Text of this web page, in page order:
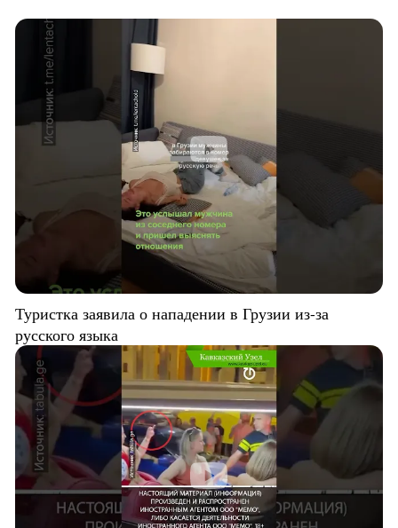
Туристка заявила о нападении в Грузии из-за
русского языка